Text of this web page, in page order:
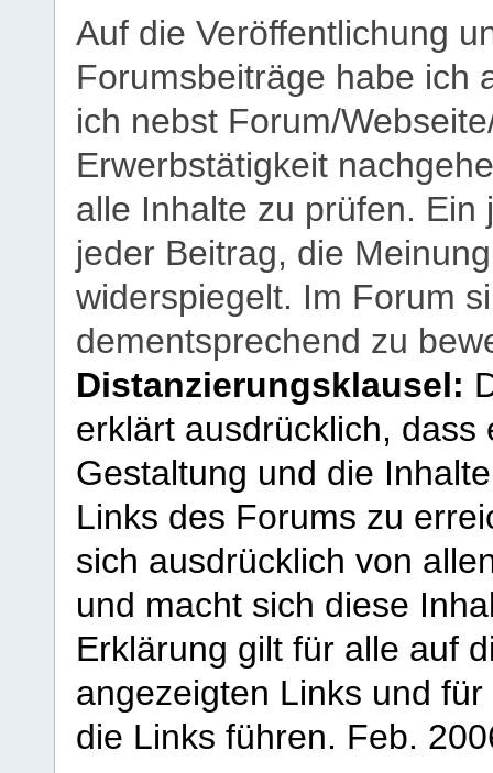
Auf die Veröffentlichung
Forumsbeiträge habe ich
ich nebst Forum/
Erwerbstätigkeit
alle Inhalte zu prüfen.
jeder Beitrag, die
widerspiegelt. Im Forum
dementsprechend zu
Distanzierungsklausel:
erklärt ausdrücklich,
Gestaltung und die
Links des Forums zu
sich ausdrücklich von
und macht sich diese
Erklärung gilt für alle auf
angezeigten Links und
die Links führen. Feb.